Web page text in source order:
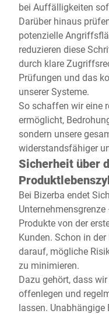
bei Auffälligkeiten
Darüber hinaus
potenzielle
reduzieren diese
durch klare
Prüfungen und das
unserer Systeme.
So schaffen wir eine
ermöglicht,
sondern unsere
widerstandsfähiger
Sicherheit über
Bei Bizerba endet
Produkte von der
Kunden. Schon in
darauf, mögliche
zu minimieren.
Dazu gehört, dass
offenlegen und
lassen.